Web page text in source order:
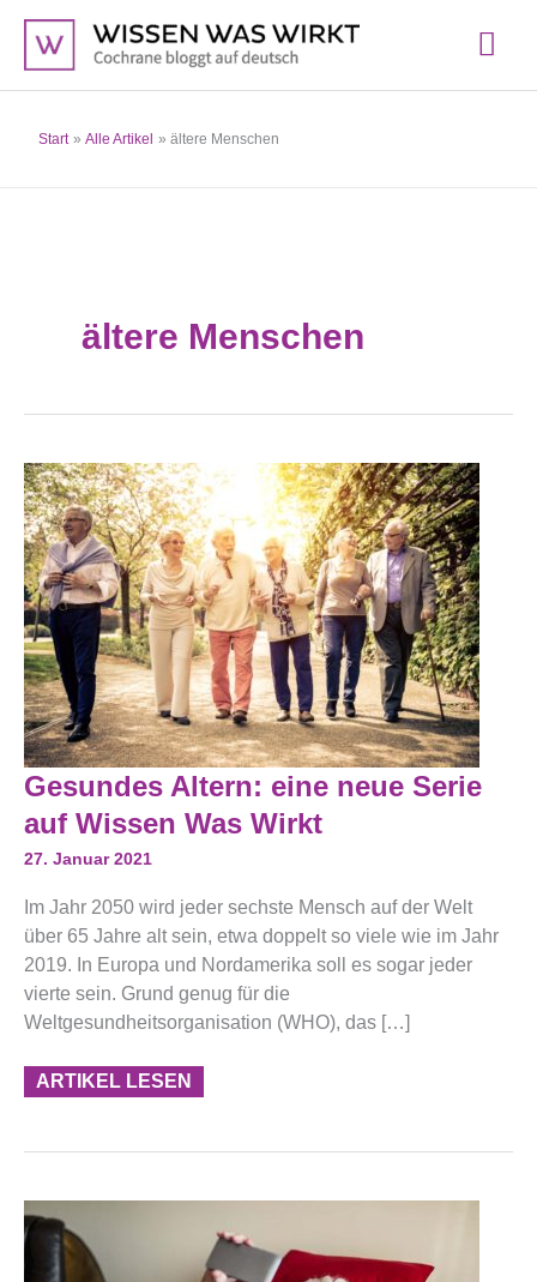
Inhalt
springen
Start Alle Artikel ältere Menschen
ältere Menschen
Gesundes Altern: eine neue Serie
auf Wissen Was Wirkt
27. Januar 2021
Im Jahr 2050 wird jeder sechste Mensch auf der Welt
über 65 Jahre alt sein, etwa doppelt so viele wie im Jahr
2019. In Europa und Nordamerika soll es sogar jeder
vierte sein. Grund genug für die
Weltgesundheitsorganisation (WHO), das […]
Gesundes
Altern:
Eine
Neue
Serie
Auf
Was
Wirkt
ARTIKEL LESEN